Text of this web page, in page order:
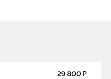
29 800 ₽